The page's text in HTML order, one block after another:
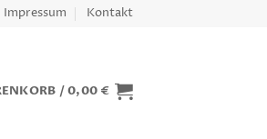
Impressum Kontakt
/0,00 €